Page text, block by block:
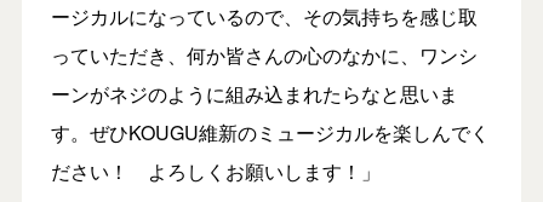
ージカルになっているので、その気持ちを感じ取
っていただき、何か皆さんの心のなかに、ワンシ
ーンがネジのように組み込まれたらなと思いま
す。ぜひKOUGU維新のミュージカルを楽しんでく
ださい！ よろしくお願いします！」